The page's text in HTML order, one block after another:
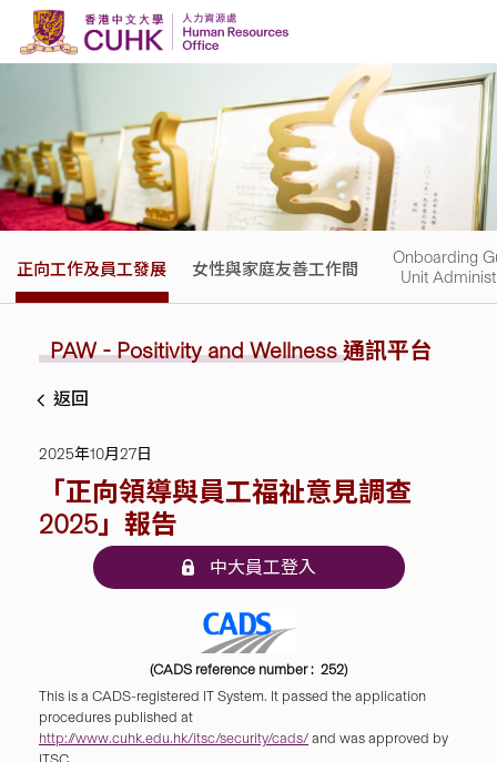
Skip to content
正向工作及員工發展 女性與家庭友善工作間
Onboarding
Unit
PAW - Positivity and Wellness通訊平台
返回
2025年10月27日
「正向領導與員工福祉意見調查
2025」報告
中大員工登入
(CADS reference number : 252)
This is a CADS-registered IT System. It passed the application
procedures published at
http://www.cuhk.edu.hk/itsc/security/cads/ and was approved by